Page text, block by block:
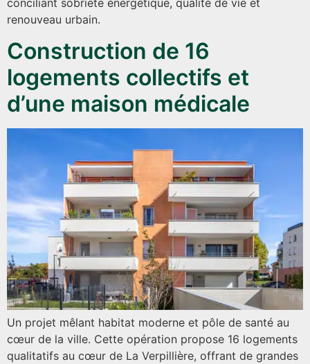
conciliant sobriété énergétique, qualité de vie et
renouveau urbain.
Construction de 16
logements collectifs et
d’une maison médicale
Un projet mêlant habitat moderne et pôle de santé au
cœur de la ville. Cette opération propose 16 logements
qualitatifs au cœur de La Verpillière, offrant de grandes